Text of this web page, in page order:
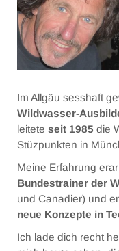
SPEZIAL
Eskimotierkurs
Leihausrüstung
Paddeltechnik Kurs
Videos
Weiterführende Links
BILDER
Im Allgäu sesshaft
Wildwasser-
leitete seit 1985 die
Stüzpunkten in
Meine Erfahrung
Bundestrainer der
und Canadier) und
neue Konzepte in
Ich lade dich recht